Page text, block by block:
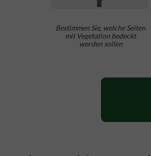
Bestimmen Sie, welche Seiten
mit Vegetation bedeckt
werden sollen